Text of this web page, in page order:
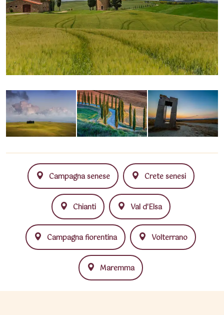
Campagna senese Crete senesi
Chianti Val d'Elsa
Campagna fiorentina Volterrano
Maremma